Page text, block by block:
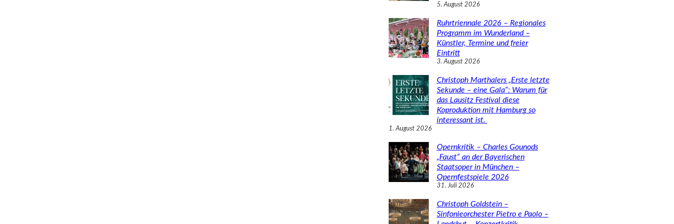
5. August 2026
Ruhrtriennale 2026 – Regionales
Programm im Wunderland –
Künstler, Termine und freier
Eintritt
3. August 2026
Christoph Marthalers „Erste letzte
Sekunde – eine Gala“: Warum für
das Lausitz Festival diese
Koproduktion mit Hamburg so
interessant ist.
1. August 2026
Opernkritik – Charles Gounods
„Faust“ an der Bayerischen
Staatsoper in München –
Opernfestspiele 2026
31. Juli 2026
Christoph Goldstein –
Sinfonieorchester Pietro e Paolo –